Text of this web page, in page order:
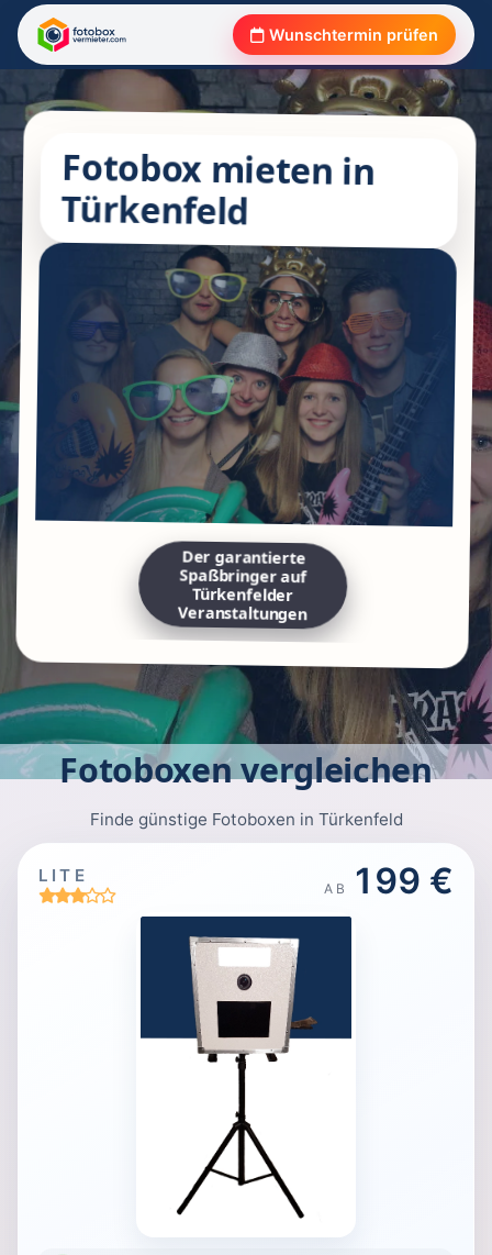
Wunschtermin prüfen
Fotobox mieten in
Türkenfeld
Der garantierte
Spaßbringer auf
Türkenfelder
Veranstaltungen
Fotoboxen vergleichen
Finde günstige Fotoboxen in Türkenfeld
LITE
AB 199 €